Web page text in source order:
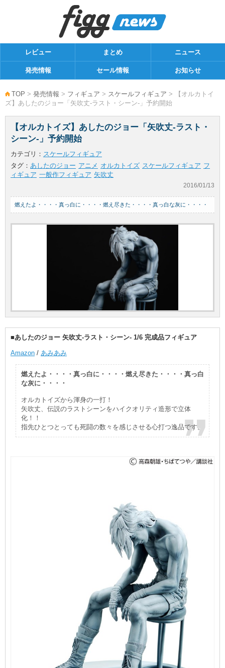
レビュー まとめ ニュース
発売情報 セール情報 お知らせ
TOP > 発売情報 > フィギュア > スケールフィギュア > 【オルカトイ
ズ】あしたのジョー「矢吹丈-ラスト・シーン-」予約開始
【オルカトイズ】あしたのジョー「矢吹丈-ラスト・
シーン-」予約開始
カテゴリ： スケールフィギュア
タグ： あしたのジョー アニメ オルカトイズ スケールフィギュア フ
ィギュア 一般作フィギュア 矢吹丈
2016/01/13
燃えたよ・・・・真っ白に・・・・燃え尽きた・・・・真っ白な灰に・・・・
■あしたのジョー 矢吹丈-ラスト・シーン- 1/6 完成品フィギュア
Amazon / あみあみ
燃えたよ・・・・真っ白に・・・・燃え尽きた・・・・真っ白
な灰に・・・・
オルカトイズから渾身の一打！
矢吹丈、伝説のラストシーンをハイクオリティ造形で立体
化！！
指先ひとつとっても死闘の数々を感じさせる心打つ逸品です。